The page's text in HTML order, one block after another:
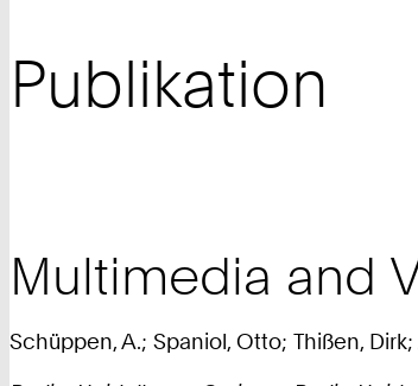
Publikation
Multimedia and
Schüppen, A.; Spaniol, Otto; Thißen,